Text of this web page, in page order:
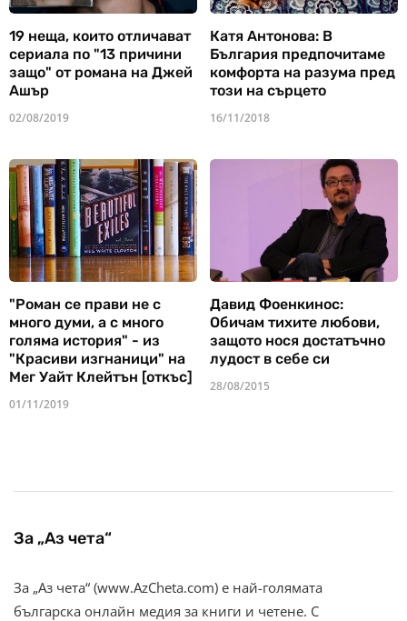
19 неща, които отличават
сериала по "13 причини
защо" от романа на Джей
Ашър
02/08/2019
Катя Антонова: В
България предпочитаме
комфорта на разума пред
този на сърцето
16/11/2018
"Роман се прави не с
много думи, а с много
голяма история" - из
"Красиви изгнаници" на
Мег Уайт Клейтън [откъс]
01/11/2019
Давид Фоенкинос:
Обичам тихите любови,
защото нося достатъчно
лудост в себе си
28/08/2015
За „Аз чета“
За „Аз чета“ (www.AzCheta.com) е най-голямата
българска онлайн медия за книги и четене. С